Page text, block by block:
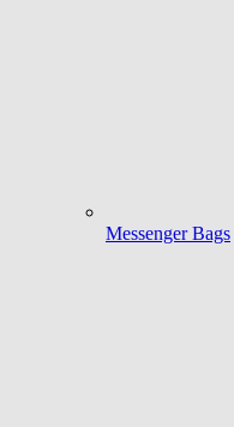
Messenger Bags